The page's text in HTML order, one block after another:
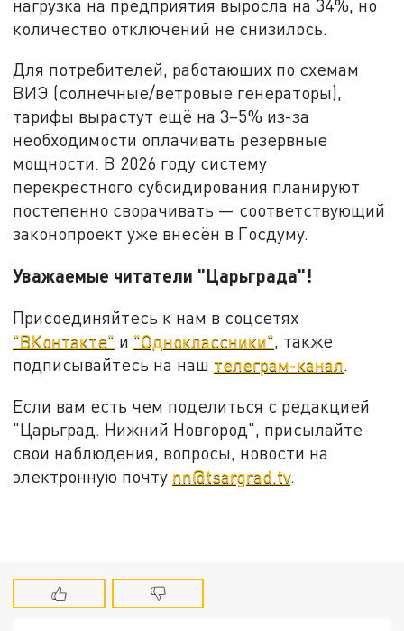
нагрузка на предприятия выросла на 34%, но
количество отключений не снизилось.
Для потребителей, работающих по схемам
ВИЭ (солнечные/ветровые генераторы),
тарифы вырастут ещё на 3–5% из-за
необходимости оплачивать резервные
мощности. В 2026 году систему
перекрёстного субсидирования планируют
постепенно сворачивать — соответствующий
законопроект уже внесён в Госдуму.
Уважаемые читатели "Царьграда"!
Присоединяйтесь к нам в соцсетях
"ВКонтакте" и "Одноклассники", также
подписывайтесь на наш телеграм-канал.
Если вам есть чем поделиться с редакцией
"Царьград. Нижний Новгород", присылайте
свои наблюдения, вопросы, новости на
электронную почту nn@tsargrad.tv.